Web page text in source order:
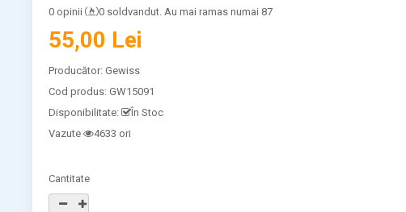
0 opinii 0 soldvandut. Au mai ramas numai 87
55,00 Lei
Producător:Gewiss
Cod produs:GW15091
Disponibilitate:
În Stoc
Vazute
4633 ori
Cantitate